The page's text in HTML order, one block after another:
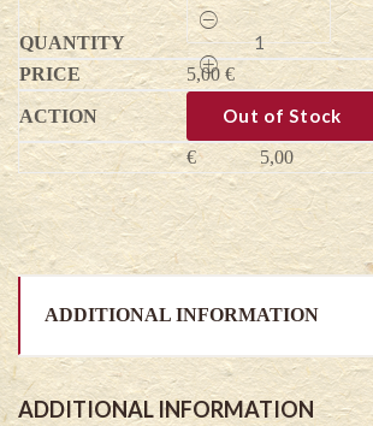
Frambuesa
Amira®
-
Rubus
idaeus
quantity
5,00 €
Out of Stock
€ 5,00
ADDITIONAL INFORMATION
ADDITIONAL INFORMATION